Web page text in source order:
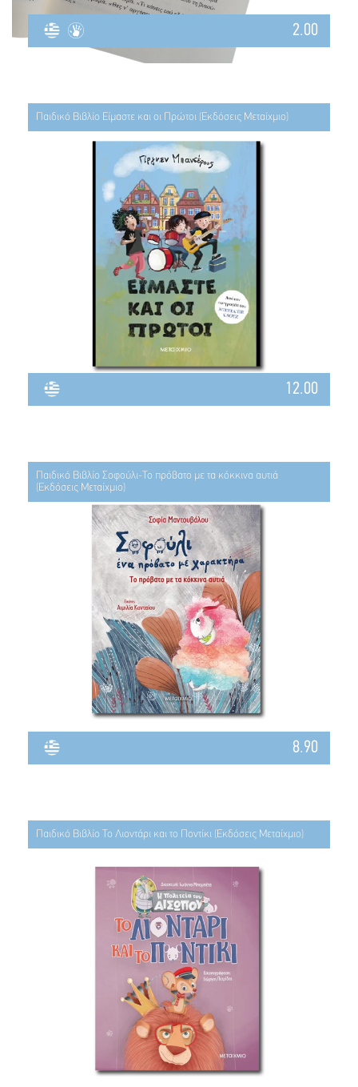
2.00
Παιδικό Βιβλίο Είμαστε και οι Πρώτοι (Εκδόσεις Μεταίχμιο)
12.00
Παιδικό Βιβλίο Σοφούλι-Το πρόβατο με τα κόκκινα αυτιά
(Εκδόσεις Μεταίχμιο)
8.90
Παιδικό Βιβλίο Το Λιοντάρι και το Ποντίκι (Εκδόσεις Μεταίχμιο)